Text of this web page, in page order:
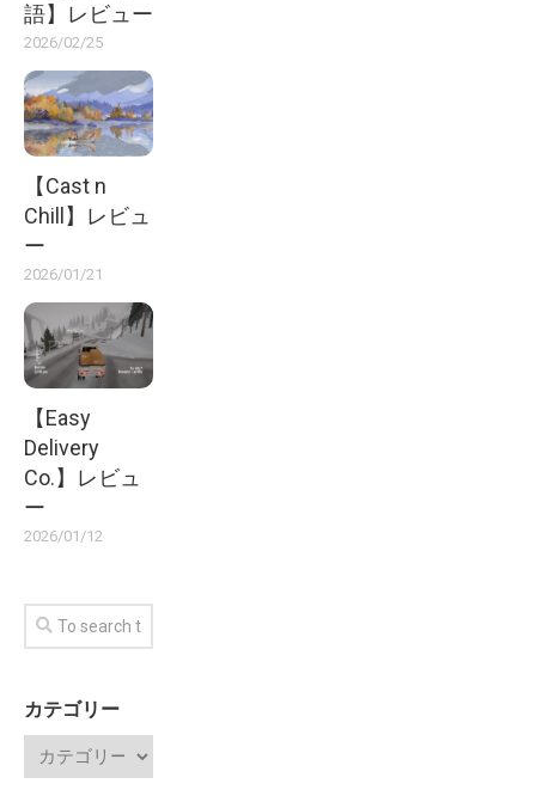
語】レビュー
2026/02/25
【Cast n
Chill】レビュ
ー
2026/01/21
【Easy
Delivery
Co.】レビュ
ー
2026/01/12
カテゴリー